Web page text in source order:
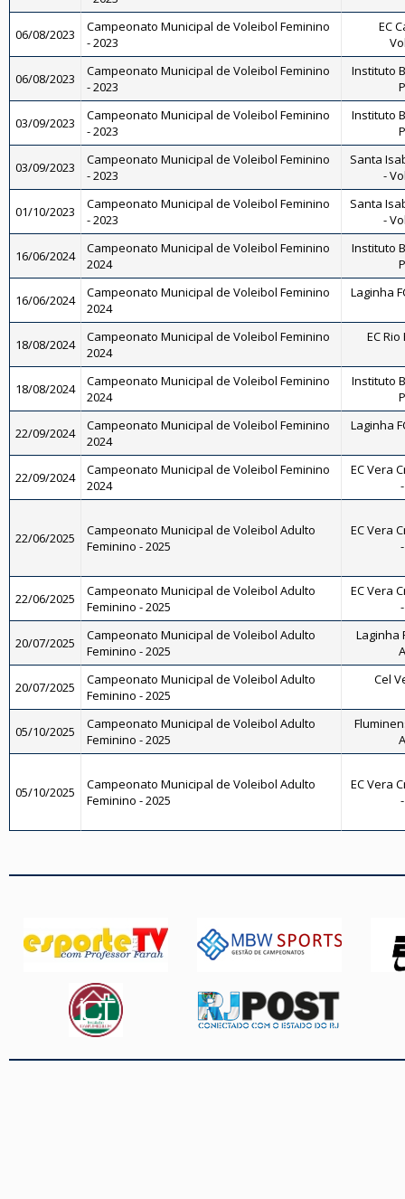
06/08/2023
Campeonato Municipal de Voleibol Feminino
- 2023
EC
06/08/2023
Campeonato Municipal de Voleibol Feminino
- 2023
Instituto
03/09/2023
Campeonato Municipal de Voleibol Feminino
- 2023
Instituto
03/09/2023
Campeonato Municipal de Voleibol Feminino
- 2023
Santa
-
01/10/2023
Campeonato Municipal de Voleibol Feminino
- 2023
Santa
-
16/06/2024
Campeonato Municipal de Voleibol Feminino
2024
Instituto
16/06/2024
Campeonato Municipal de Voleibol Feminino
2024
Laginha
18/08/2024
Campeonato Municipal de Voleibol Feminino
2024
EC
18/08/2024
Campeonato Municipal de Voleibol Feminino
2024
Instituto
22/09/2024
Campeonato Municipal de Voleibol Feminino
2024
Laginha
22/09/2024
Campeonato Municipal de Voleibol Feminino
2024
EC Vera
22/06/2025
Campeonato Municipal de Voleibol Adulto
Feminino - 2025
EC Vera
22/06/2025
Campeonato Municipal de Voleibol Adulto
Feminino - 2025
EC Vera
20/07/2025
Campeonato Municipal de Voleibol Adulto
Feminino - 2025
Laginha
20/07/2025
Campeonato Municipal de Voleibol Adulto
Feminino - 2025
Cel
05/10/2025
Campeonato Municipal de Voleibol Adulto
Feminino - 2025
05/10/2025
Campeonato Municipal de Voleibol Adulto
Feminino - 2025
EC Vera